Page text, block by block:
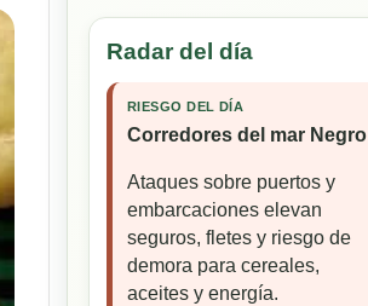
Radar del día
RIESGO DEL DÍA
Corredores del mar Negro
Ataques sobre puertos y
embarcaciones elevan
seguros, fletes y riesgo de
demora para cereales,
aceites y energía.